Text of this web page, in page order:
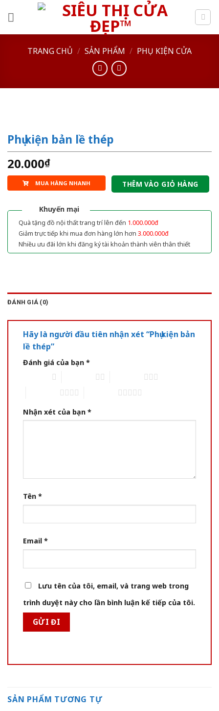
TRANG CHỦ / SẢN PHẨM / PHỤ KIỆN CỬA
Phụ kiện bản lề thép
20.000₫
MUA HÀNG NHANH THÊM VÀO GIỎ HÀNG
Khuyến mại
Quà tặng đồ nội thất trang trí lên đến 1.000.000đ
Giảm trực tiếp khi mua đơn hàng lớn hơn 3.000.000đ
Nhiều ưu đãi lớn khi đăng ký tài khoản thành viên thân thiết
ĐÁNH GIÁ (0)
Hãy là người đầu tiên nhận xét “Phụ kiện bản
lề thép”
Đánh giá của bạn *
Nhận xét của bạn *
Tên *
Email *
Lưu tên của tôi, email, và trang web trong
trình duyệt này cho lần bình luận kế tiếp của tôi.
SẢN PHẨM TƯƠNG TỰ